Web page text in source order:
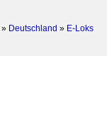
» Deutschland » E-Loks